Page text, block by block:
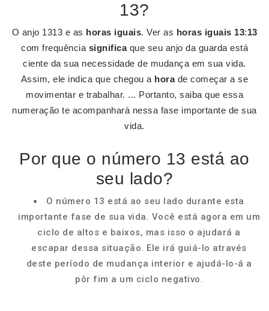
13?
O anjo 1313 e as horas iguais. Ver as horas iguais 13:13
com frequência significaque seu anjo da guarda está
ciente da sua necessidade de mudança em sua vida.
Assim, ele indica que chegou a horade começar a se
movimentar e trabalhar. ... Portanto, saiba que essa
numeração te acompanhará nessa fase importante de sua
vida.
Por que o número 13 está ao
seu lado?
O número 13 está ao seu lado durante esta
importante fase de sua vida. Você está agora em um
ciclo de altos e baixos, mas isso o ajudará a
escapar dessa situação. Ele irá guiá-lo através
deste período de mudança interior e ajudá-lo-á a
pôr fim a um ciclo negativo.